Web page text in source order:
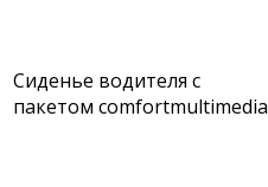
Сиденье водителя с
пакетом comfortmultimedia